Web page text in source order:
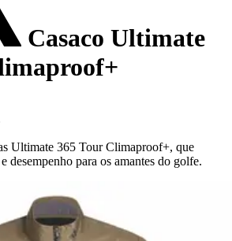
Casaco Ultimate
Ultimate 365 Tour Climaproof+, que
desempenho para os amantes do golfe.